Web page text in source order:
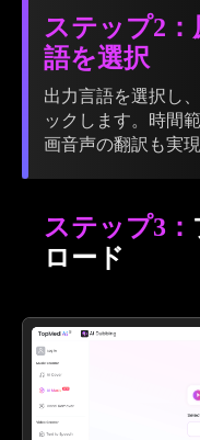
ステップ2
語を選択
出力言語を選択し
ックします。時間
画音声の翻訳も実現
ステップ3：
ロード